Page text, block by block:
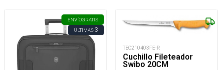
ENVÍOGRATIS
ÚLTIMAS3
TEC210403FE-R
Cuchillo Fileteador
Swibo 20CM